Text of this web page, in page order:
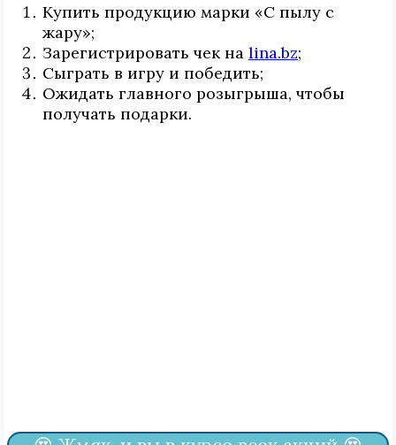
Купить продукцию марки «С пылу с
жару»;
Зарегистрировать чек на lina.bz;
Сыграть в игру и победить;
Ожидать главного розыгрыша, чтобы
получать подарки.